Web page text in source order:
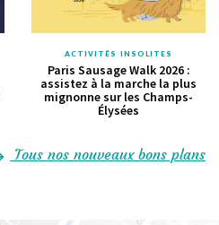
ACTIVITÉS INSOLITES
Paris Sausage Walk 2026 :
assistez à la marche la plus
mignonne sur les Champs-
Élysées
Tous nos nouveaux bons plans